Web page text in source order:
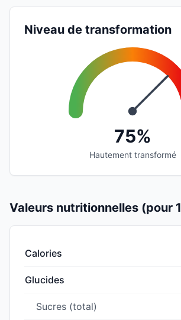
Niveau de transformation
75%
Hautement transformé
Valeurs nutritionnelles (pour
Calories
Glucides
Sucres (total)